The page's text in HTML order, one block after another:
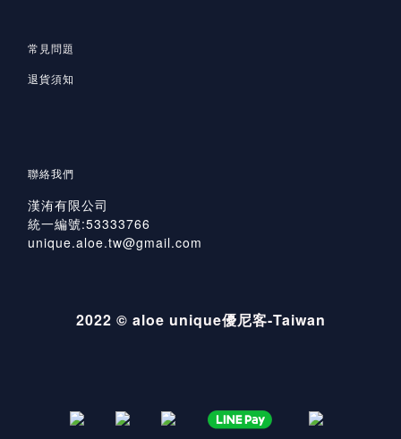
常見問題
退貨須知
聯絡我們
漢洧有限公司
統一編號:53333766
unique.aloe.tw@gmail.com
2022 © aloe unique優尼客-Taiwan